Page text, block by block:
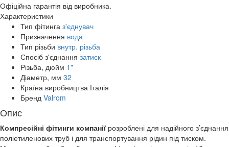
Офіційна гарантія від виробника.
Характеристики
Тип фітинга з'єднувач
Призначення вода
Тип різьби внутр. різьба
Спосіб з'єднання затиск
Різьба, дюйм 1"
Діаметр, мм 32
Країна виробництва Італія
Бренд Valrom
Опис
Компресійні фітинги компаніїрозроблені для надійного з’єднання
поліетиленових труб і для транспортування рідин під тиском.